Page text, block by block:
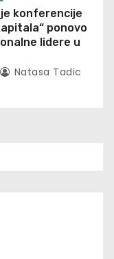
konferencije
ponovo
lidere u
Natasa Tadic